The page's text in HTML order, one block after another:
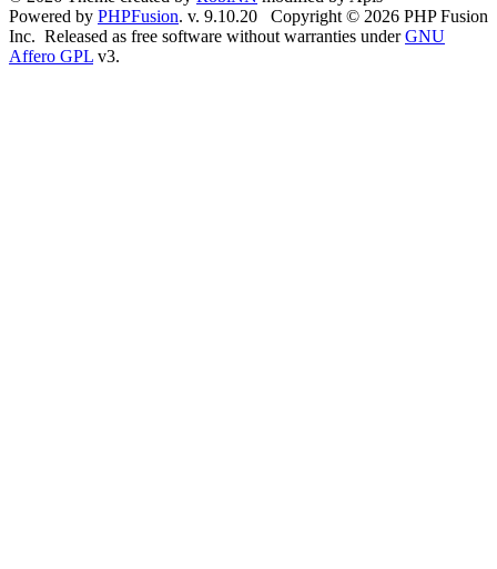
Powered by PHPFusion. v. 9.10.20 Copyright © 2026 PHP Fusion
Inc. Released as free software without warranties underGNU
Affero GPL v3.